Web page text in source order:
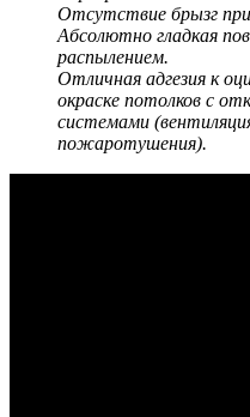
Отсутствие брызг при
Абсолютно гладкая
распылением.
Отличная адгезия к
окраске потолков с
системами
пожаротушения).